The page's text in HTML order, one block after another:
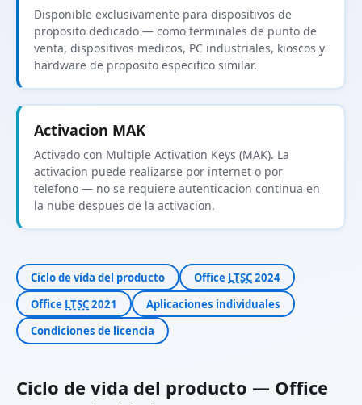
Disponible exclusivamente para dispositivos de
proposito dedicado — como terminales de punto de
venta, dispositivos medicos, PC industriales, kioscos y
hardware de proposito especifico similar.
Activacion MAK
Activado con Multiple Activation Keys (MAK). La
activacion puede realizarse por internet o por
telefono — no se requiere autenticacion continua en
la nube despues de la activacion.
Ciclo de vida del producto Office LTSC2024
Office LTSC2021
Aplicaciones individuales
Condiciones de licencia
Ciclo de vida del producto — Office